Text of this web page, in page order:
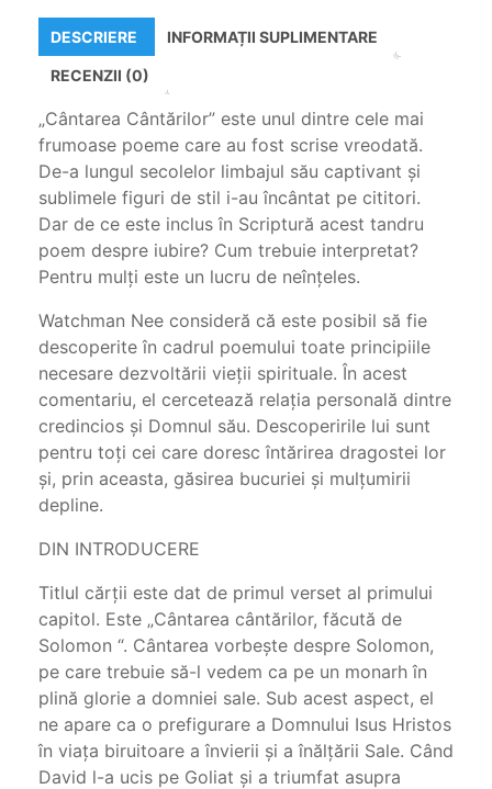
DESCRIERE INFORMAȚII SUPLIMENTARE
RECENZII (0)
„Cântarea Cântărilor” este unul dintre cele mai
frumoase poeme care au fost scrise vreodată.
De-a lungul secolelor limbajul său captivant şi
sublimele figuri de stil i-au încântat pe cititori.
Dar de ce este inclus în Scriptură acest tandru
poem despre iubire? Cum trebuie interpretat?
Pentru mulţi este un lucru de neînţeles.
Watchman Nee consideră că este posibil să fie
descoperite în cadrul poemului toate principiile
necesare dezvoltării vieţii spirituale. În acest
comentariu, el cercetează relaţia personală dintre
credincios şi Domnul său. Descoperirile lui sunt
pentru toţi cei care doresc întărirea dragostei lor
şi, prin aceasta, găsirea bucuriei şi mulţumirii
depline.
DIN INTRODUCERE
Titlul cărţii este dat de primul verset al primului
capitol. Este „Cântarea cântărilor, făcută de
Solomon “. Cântarea vorbeşte despre Solomon,
pe care trebuie să-l vedem ca pe un monarh în
plină glorie a domniei sale. Sub acest aspect, el
ne apare ca o prefigurare a Domnului Isus Hristos
în viaţa biruitoare a învierii şi a înălţării Sale. Când
David l-a ucis pe Goliat şi a triumfat asupra